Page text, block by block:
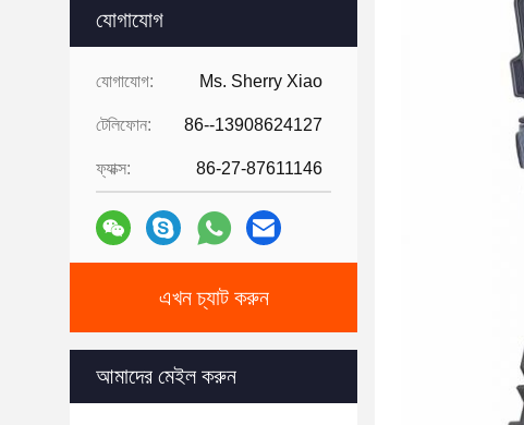
যোগাযোগ
যোগাযোগ: Ms. Sherry Xiao
টেলিফোন: 86--13908624127
ফ্যাক্স: 86-27-87611146
এখন চ্যাট করুন
আমাদের মেইল করুন